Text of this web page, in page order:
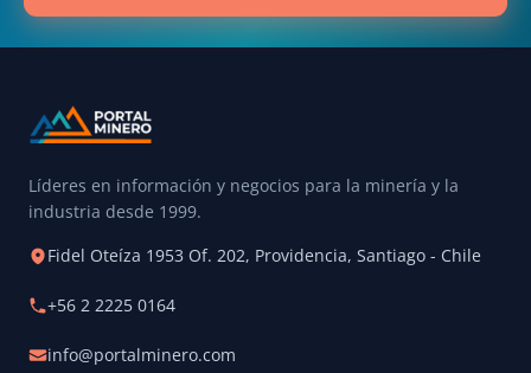
Líderes en información y negocios para la minería y la
industria desde 1999.
Fidel Oteíza 1953 Of. 202, Providencia, Santiago - Chile
+56 2 2225 0164
info@portalminero.com